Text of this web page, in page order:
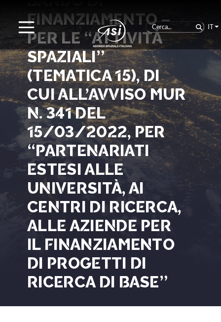
IT
FINANZIAMENTO –
PER LE “ATTIVITÀ
SPAZIALI”
(TEMATICA 15), DI
CUI ALL’AVVISO MUR
N. 341 DEL
15/03/2022, PER
“PARTENARIATI
ESTESI ALLE
UNIVERSITÀ, AI
CENTRI DI RICERCA,
ALLE AZIENDE PER
IL FINANZIAMENTO
DI PROGETTI DI
RICERCA DI BASE”